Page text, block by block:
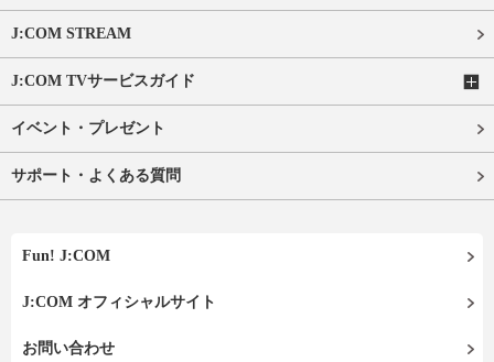
J:COM STREAM
J:COM TVサービスガイド
イベント・プレゼント
サポート・よくある質問
Fun! J:COM
J:COM オフィシャルサイト
お問い合わせ